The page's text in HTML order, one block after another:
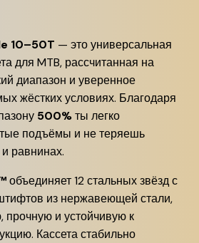
10–50T — это универсальная
для MTB, рассчитанная на
диапазон и уверенное
жёстких условиях. Благодаря
500%ты легко
подъёмы и не теряешь
и равнинах.
объединяет 12 стальных звёзд с
из нержавеющей стали,
прочную и устойчивую к
Кассета стабильно